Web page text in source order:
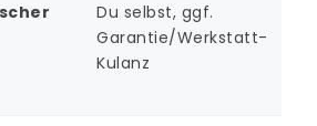
Du selbst, ggf.
Garantie/Werkstatt-
Kulanz